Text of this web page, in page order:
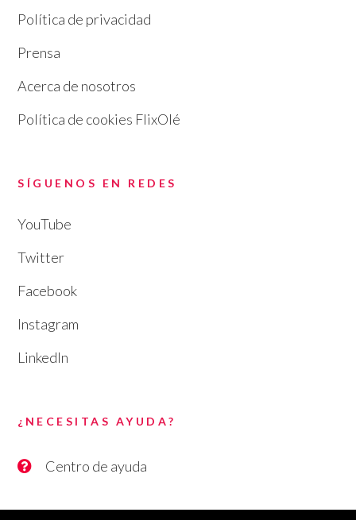
Política de privacidad
Prensa
Acerca de nosotros
Política de cookies FlixOlé
SÍGUENOS EN REDES
YouTube
Twitter
Facebook
Instagram
LinkedIn
¿NECESITAS AYUDA?
Centro de ayuda